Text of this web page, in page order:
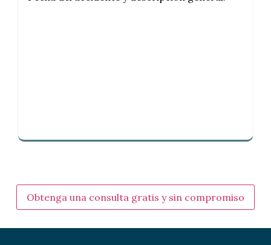
Obtenga una consulta gratis y sin compromiso